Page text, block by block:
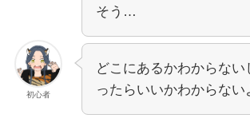
そう…
初心者
どこにあるかわからない
ったらいいかわからない